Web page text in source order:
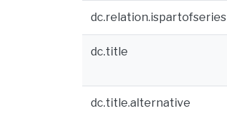
dc.relation.ispartofseries
dc.title
dc.title.alternative